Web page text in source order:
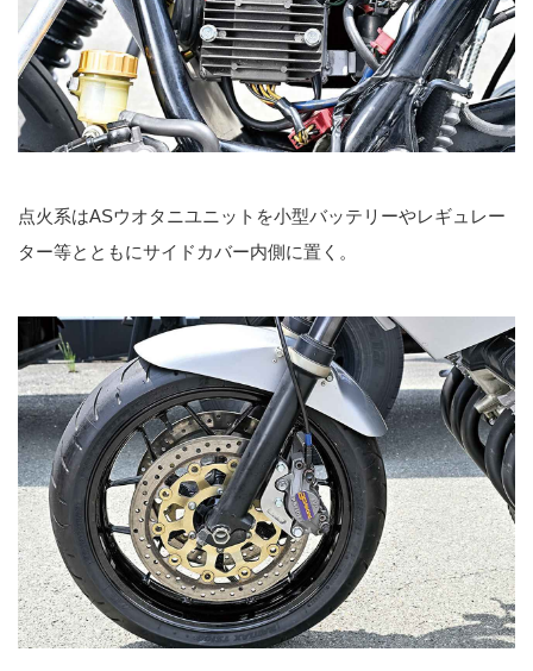
点火系はASウオタニユニットを小型バッテリーやレギュレー
ター等とともにサイドカバー内側に置く。